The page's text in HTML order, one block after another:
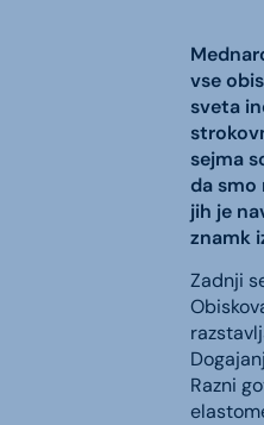
vse
sveta
sejma
da smo
jih je
znamk
Zadnji
Razni